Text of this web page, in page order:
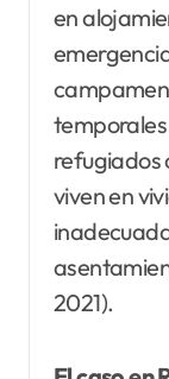
en
refugiados
viven en
2021).